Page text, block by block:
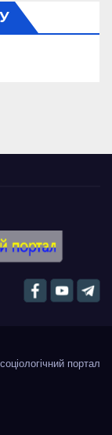
портал